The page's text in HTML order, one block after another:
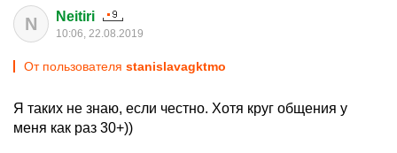
N Neitiri
10:06, 22.08.2019
От пользователя stanislavagktmo
Я таких не знаю, если честно. Хотя круг общения у
меня как раз 30+))